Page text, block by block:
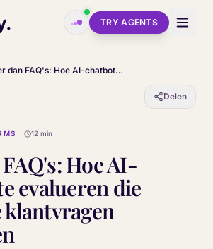
TRY AGENTS
Meer dan FAQ's: Hoe AI-chatbots te evalueren die complexe klantvragen afhandelen
Delen
12 min
Hoe AI-
evalueren die
klantvragen